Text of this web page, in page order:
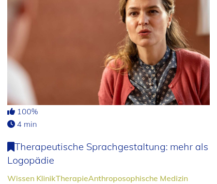
100%
4 min
Therapeutische Sprachgestaltung: mehr als
Logopädie
Wissen KlinikTherapieAnthroposophische Medizin